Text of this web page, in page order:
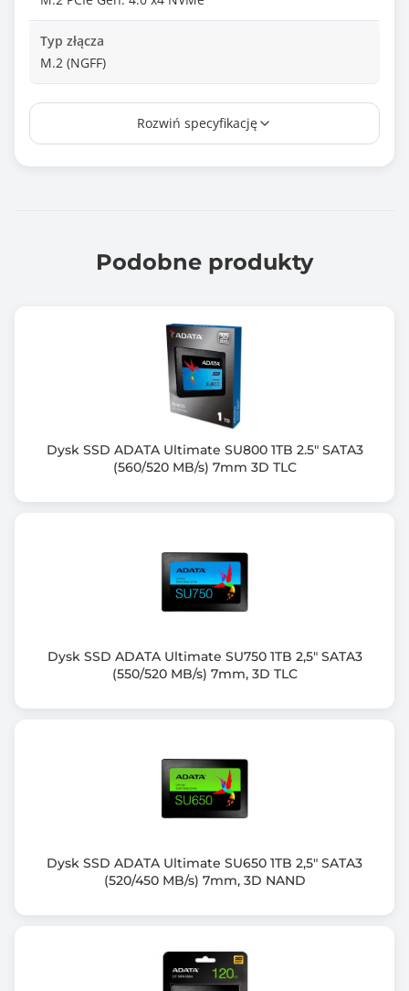
Typ złącza
M.2 (NGFF)
Prędkość odczytu (max)
Prędkość zapisu (max)
Czarny (Black)
Wymiary: 20mm x 22mm x 2.38mm
Rozwiń specyfikację
Podobne produkty
Dysk SSD ADATA Ultimate SU800 1TB 2.5" SATA3
(560/520 MB/s) 7mm 3D TLC
Dysk SSD ADATA Ultimate SU750 1TB 2,5" SATA3
(550/520 MB/s) 7mm, 3D TLC
Dysk SSD ADATA Ultimate SU650 1TB 2,5" SATA3
(520/450 MB/s) 7mm, 3D NAND